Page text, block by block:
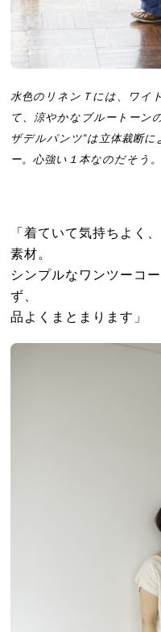
水色のリネンＴには、ワイ
て、涼やかなブルートーン
ザデルパンツ“は立体裁断
ー。心強い１本なのだそう。
「着ていて気持ちよく
素材。
シンプルなワンツーコ
ず、
品よくまとまります」